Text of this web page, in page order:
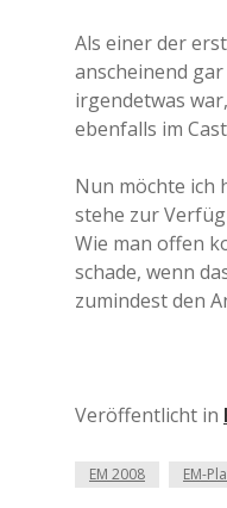
Als einer der
anscheinend
irgendetwas
ebenfalls im
Nun möchte ich
stehe zur
Wie man offen
schade, wenn
zumindest den
Veröffentlicht in
EM 2008 EM-